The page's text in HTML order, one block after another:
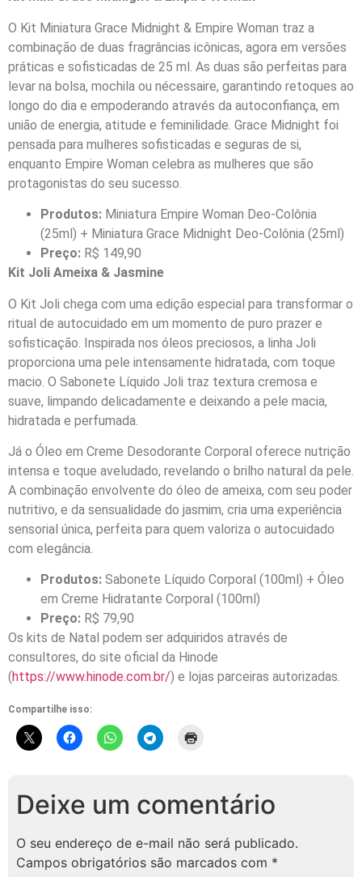
O Kit Miniatura Grace Midnight & Empire Woman traz a
combinação de duas fragrâncias icônicas, agora em versões
práticas e sofisticadas de 25 ml. As duas são perfeitas para
levar na bolsa, mochila ou nécessaire, garantindo retoques ao
longo do dia e empoderando através da autoconfiança, em
união de energia, atitude e feminilidade. Grace Midnight foi
pensada para mulheres sofisticadas e seguras de si,
enquanto Empire Woman celebra as mulheres que são
protagonistas do seu sucesso.
Produtos: Miniatura Empire Woman Deo-Colônia
(25ml) + Miniatura Grace Midnight Deo-Colônia (25ml)
Preço: R$ 149,90
Kit Joli Ameixa & Jasmine
O Kit Joli chega com uma edição especial para transformar o
ritual de autocuidado em um momento de puro prazer e
sofisticação. Inspirada nos óleos preciosos, a linha Joli
proporciona uma pele intensamente hidratada, com toque
macio. O Sabonete Líquido Joli traz textura cremosa e
suave, limpando delicadamente e deixando a pele macia,
hidratada e perfumada.
Já o Óleo em Creme Desodorante Corporal oferece nutrição
intensa e toque aveludado, revelando o brilho natural da pele.
A combinação envolvente do óleo de ameixa, com seu poder
nutritivo, e da sensualidade do jasmim, cria uma experiência
sensorial única, perfeita para quem valoriza o autocuidado
com elegância.
Produtos: Sabonete Líquido Corporal (100ml) + Óleo
em Creme Hidratante Corporal (100ml)
Preço: R$ 79,90
Os kits de Natal podem ser adquiridos através de
consultores, do site oficial da Hinode
(https://www.hinode.com.br/) e lojas parceiras autorizadas.
Compartilhe isso:
Deixe um comentário
O seu endereço de e-mail não será publicado.
Campos obrigatórios são marcados com *